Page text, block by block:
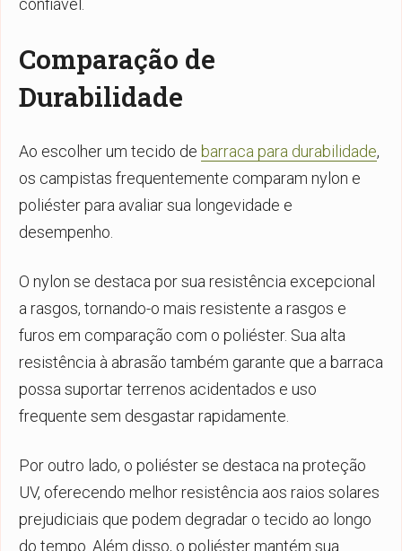
Comparação de
Durabilidade
Ao escolher um tecido de barraca para durabilidade,
os campistas frequentemente comparam nylon e
poliéster para avaliar sua longevidade e
desempenho.
O nylon se destaca por sua resistência excepcional
a rasgos, tornando-o mais resistente a rasgos e
furos em comparação com o poliéster. Sua alta
resistência à abrasão também garante que a barraca
possa suportar terrenos acidentados e uso
frequente sem desgastar rapidamente.
Por outro lado, o poliéster se destaca na proteção
UV, oferecendo melhor resistência aos raios solares
prejudiciais que podem degradar o tecido ao longo
do tempo. Além disso, o poliéster mantém sua